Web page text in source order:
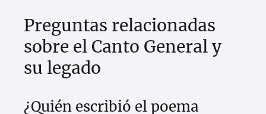
Preguntas relacionadas
sobre el Canto General y
su legado
¿Quién escribió el poema